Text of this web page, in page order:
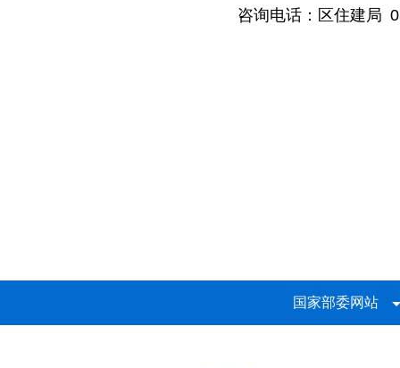
咨询电话：区住建局
国家部委网站